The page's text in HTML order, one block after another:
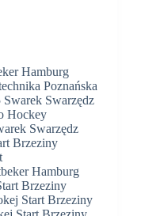
Hamburg
Poznańska
Swarzędz
Hockey
Swarzędz
Brzeziny
Hamburg
Brzeziny
Start Brzeziny